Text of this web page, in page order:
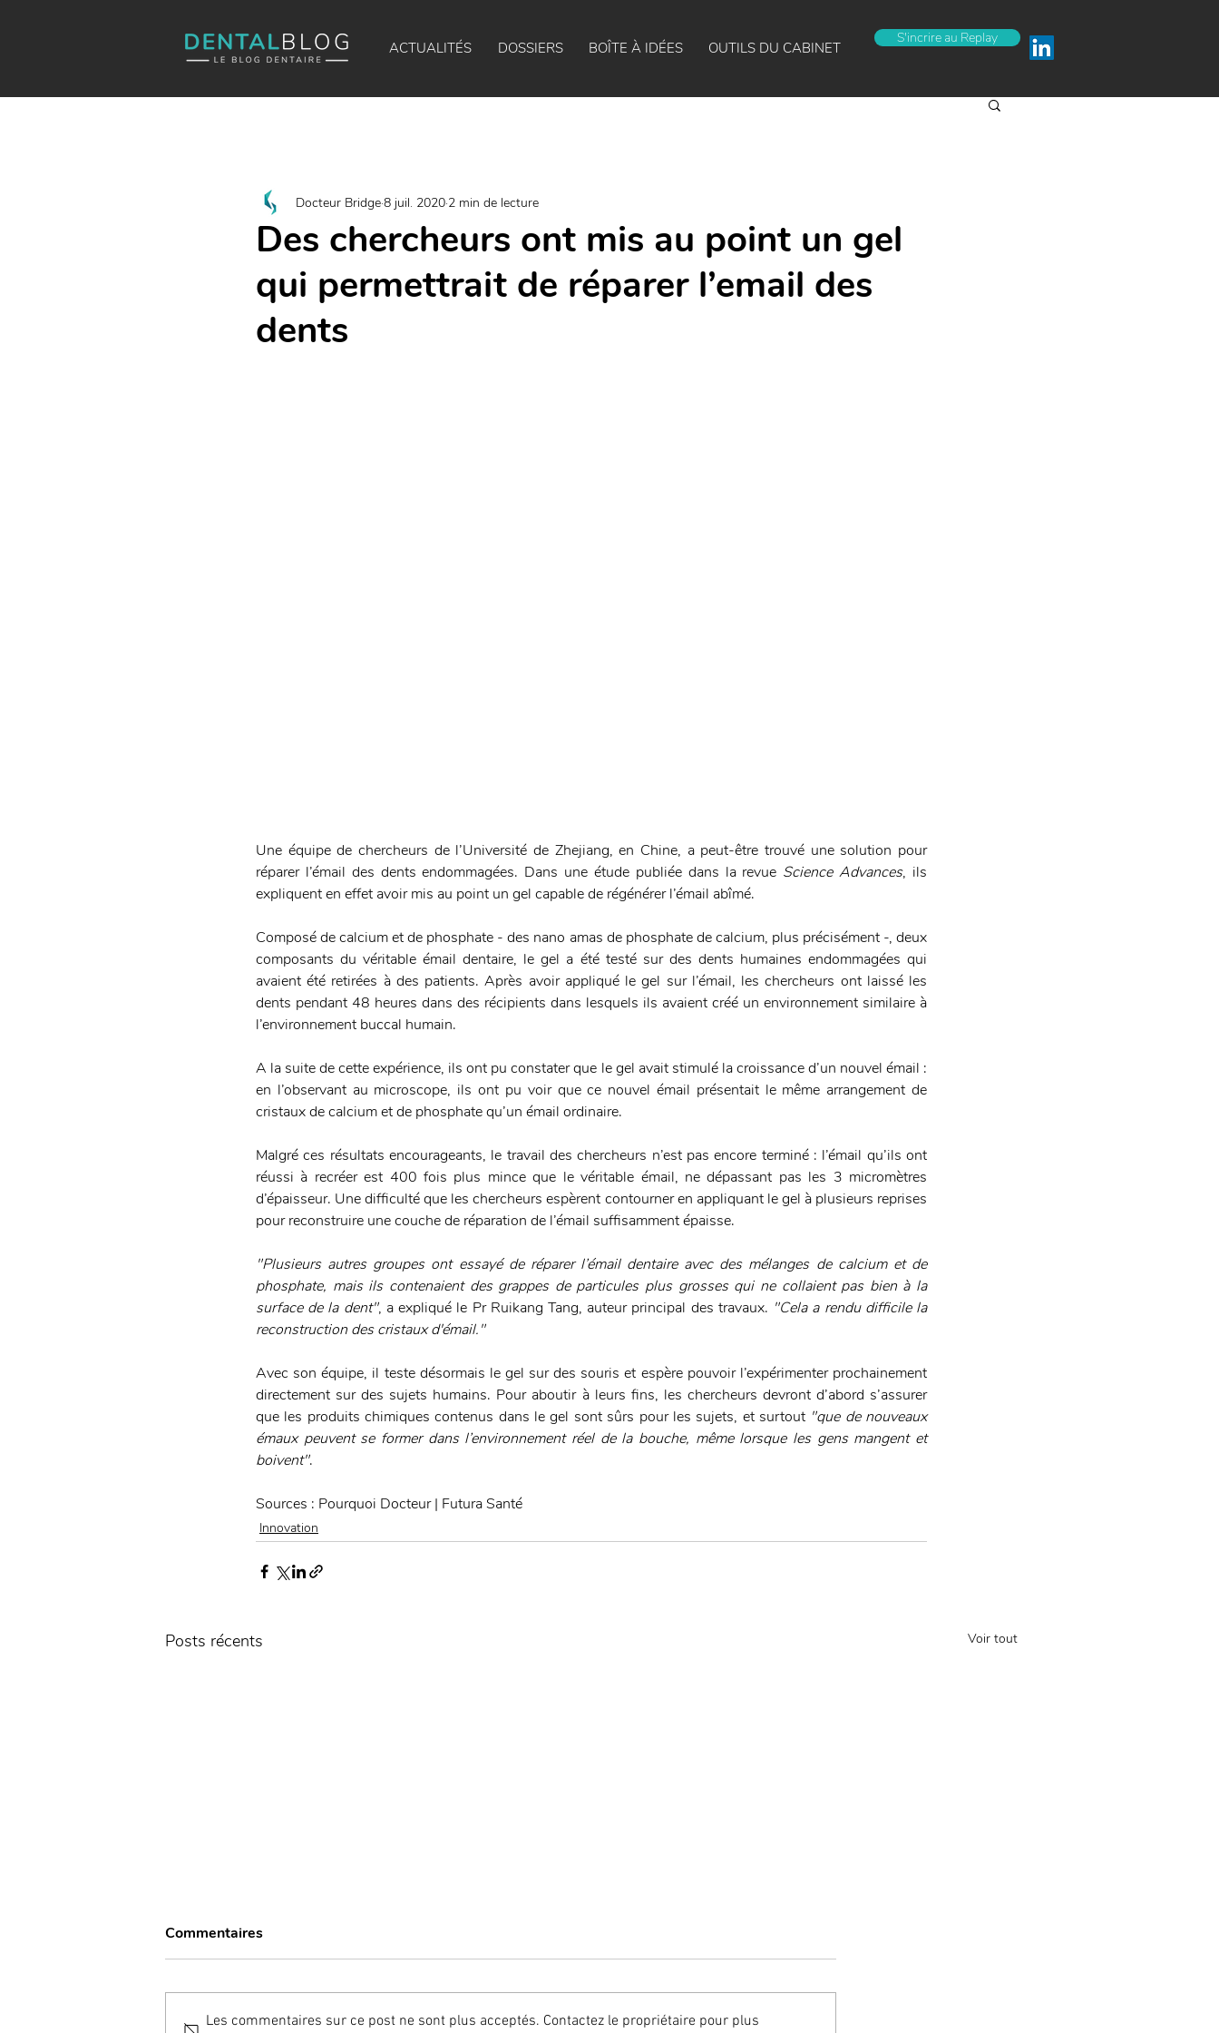
ACTUALITÉS DOSSIERS BOÎTE À IDÉES OUTILS DU CABINET
S'incrire au Replay
Des chercheurs ont mis au point un gel
qui permettrait de réparer l’email des
dents
Docteur Bridge8 juil. 2020 2 min de lecture
Une équipe de chercheurs de l’Université de Zhejiang, en Chine, a peut-être trouvé une solution pour
réparer l’émail des dents endommagées. Dans une étude publiée dans la revue Science Advances, ils
expliquent en effet avoir mis au point un gel capable de régénérer l’émail abîmé.
Composé de calcium et de phosphate - des nano amas de phosphate de calcium, plus précisément -, deux
composants du véritable émail dentaire, le gel a été testé sur des dents humaines endommagées qui
avaient été retirées à des patients. Après avoir appliqué le gel sur l’émail, les chercheurs ont laissé les
dents pendant 48 heures dans des récipients dans lesquels ils avaient créé un environnement similaire à
l’environnement buccal humain.
A la suite de cette expérience, ils ont pu constater que le gel avait stimulé la croissance d’un nouvel émail :
en l’observant au microscope, ils ont pu voir que ce nouvel émail présentait le même arrangement de
cristaux de calcium et de phosphate qu’un émail ordinaire.
Malgré ces résultats encourageants, le travail des chercheurs n’est pas encore terminé : l’émail qu’ils ont
réussi à recréer est 400 fois plus mince que le véritable émail, ne dépassant pas les 3 micromètres
d’épaisseur. Une difficulté que les chercheurs espèrent contourner en appliquant le gel à plusieurs reprises
pour reconstruire une couche de réparation de l’émail suffisamment épaisse.
"Plusieurs autres groupes ont essayé de réparer l’émail dentaire avec des mélanges de calcium et de
phosphate, mais ils contenaient des grappes de particules plus grosses qui ne collaient pas bien à la
surface de la dent", a expliqué le Pr Ruikang Tang, auteur principal des travaux. "Cela a rendu difficile la
reconstruction des cristaux d'émail."
Avec son équipe, il teste désormais le gel sur des souris et espère pouvoir l’expérimenter prochainement
directement sur des sujets humains. Pour aboutir à leurs fins, les chercheurs devront d’abord s’assurer
que les produits chimiques contenus dans le gel sont sûrs pour les sujets, et surtout "que de nouveaux
émaux peuvent se former dans l’environnement réel de la bouche, même lorsque les gens mangent et
boivent".
Sources : Pourquoi Docteur | Futura Santé
Innovation
Posts récents Voir tout
Commentaires
Les commentaires sur ce post ne sont plus acceptés. Contactez le propriétaire pour plus